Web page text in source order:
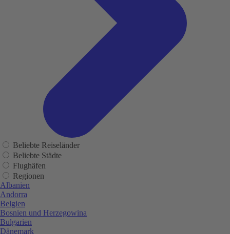
Beliebte Reiseländer
Beliebte Städte
Flughäfen
Regionen
Albanien
Andorra
Belgien
Bosnien und Herzegowina
Bulgarien
Dänemark